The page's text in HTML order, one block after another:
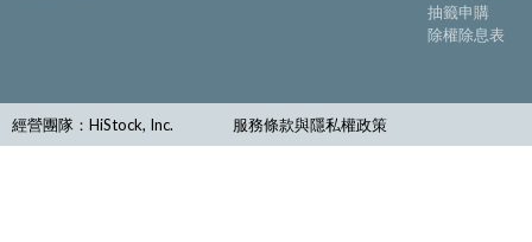
抽籤申購
除權除息表
經營團隊：HiStock, Inc. 服務條款與隱私權政策